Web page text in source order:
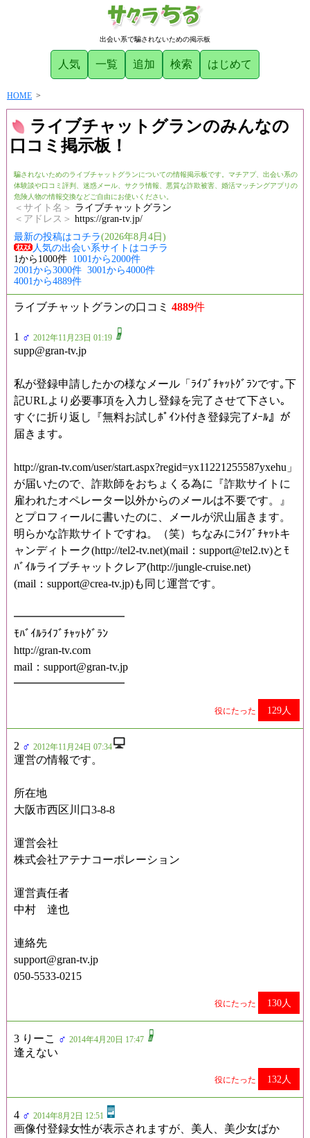
出会い系で騙されないための掲示板
人気 一覧 追加 検索 はじめて
HOME >
ライブチャットグランのみんなの
口コミ掲示板！
騙されないためのライブチャットグランについての情報掲示板です。マチアプ、出会い系の
体験談や口コミ評判、迷惑メール、サクラ情報、悪質な詐欺被害、婚活マッチングアプリの
危険人物の情報交換などご自由にお使いください。
＜サイト名＞ ライブチャットグラン
＜アドレス＞ https://gran-tv.jp/
最新の投稿はコチラ(2026年8月4日)
人気の出会い系サイトはコチラ
1から1000件 1001から2000件
2001から3000件 3001から4000件
4001から4889件
ライブチャットグランの口コミ 4889件
1 ♂ 2012年11月23日 01:19
supp@gran-tv.jp
私が登録申請したかの様なメール「ﾗｲﾌﾞﾁｬｯﾄｸﾞﾗﾝです｡下
記URLより必要事項を入力し登録を完了させて下さい｡
すぐに折り返し『無料お試しﾎﾟｲﾝﾄ付き登録完了ﾒｰﾙ』が
届きます｡
http://gran-tv.com/user/start.aspx?regid=yx11221255587yxehu」
が届いたので、詐欺師をおちょくる為に『詐欺サイトに
雇われたオペレーター以外からのメールは不要です。』
とプロフィールに書いたのに、メールが沢山届きます。
明らかな詐欺サイトですね。（笑）ちなみにﾗｲﾌﾞﾁｬｯﾄキ
ャンディトーク(http://tel2-tv.net)(mail：support@tel2.tv)とﾓ
ﾊﾞｲﾙライブチャットクレア(http://jungle-cruise.net)
(mail：support@crea-tv.jp)も同じ運営です。
━━━━━━━━━━
ﾓﾊﾞｲﾙﾗｲﾌﾞﾁｬｯﾄｸﾞﾗﾝ
http://gran-tv.com
mail：support@gran-tv.jp
━━━━━━━━━━
役にたった 129人
2 ♂ 2012年11月24日 07:34
運営の情報です。
所在地
大阪市西区川口3-8-8
運営会社
株式会社アテナコーポレーション
運営責任者
中村 達也
連絡先
support@gran-tv.jp
050-5533-0215
役にたった 130人
3 りーこ ♂ 2014年4月20日 17:47
逢えない
役にたった 132人
4 ♂ 2014年8月2日 12:51
画像付登録女性が表示されますが、美人、美少女ばか